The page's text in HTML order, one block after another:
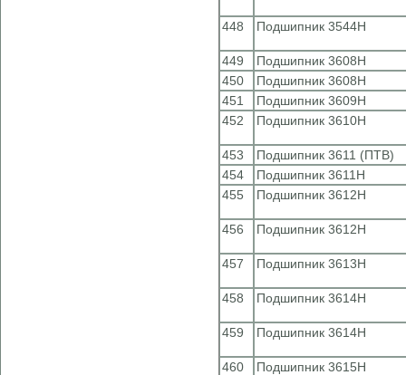
448 Подшипник 3544Н
449
Подшипник 3608Н
450
Подшипник 3608Н
451
Подшипник 3609Н
452
Подшипник 3610Н
453
Подшипник 3611 (ПТВ)
454
Подшипник 3611Н
455
Подшипник 3612Н
456 Подшипник 3612Н
457 Подшипник 3613Н
458 Подшипник 3614Н
459 Подшипник 3614Н
460 Подшипник 3615Н